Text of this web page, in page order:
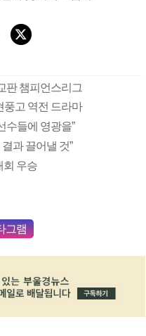
판 챔피언스리그
고 역전 드라마
수들에 영광을”
과 끌어낼 것”
회 우승
그램